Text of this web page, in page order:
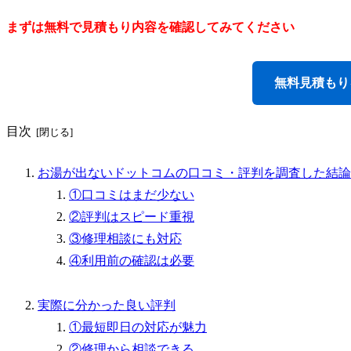
まずは無料で見積もり内容を確認してみてください
無料見積も
目次
お湯が出ないドットコムの口コミ・評判を調査した結論
①口コミはまだ少ない
②評判はスピード重視
③修理相談にも対応
④利用前の確認は必要
実際に分かった良い評判
①最短即日の対応が魅力